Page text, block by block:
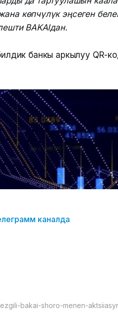
көпчүлүк эңсеген
BAKAIдан.
банкы аркылуу QR-
каналда